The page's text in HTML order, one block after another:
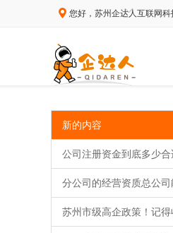
您好，苏州企达人互联网
新的内容
公司注册资金到底多少合
分公司的经营资质总公
苏州市级高企政策！记得